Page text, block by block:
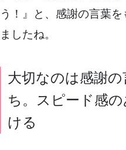
う！』と、感謝の言葉
ましたね。
大切なのは感謝
ち。スピード感
ける